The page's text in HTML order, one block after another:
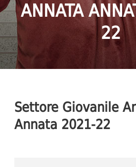
ANNATA
22
Settore Giovanile
Annata 2021-22